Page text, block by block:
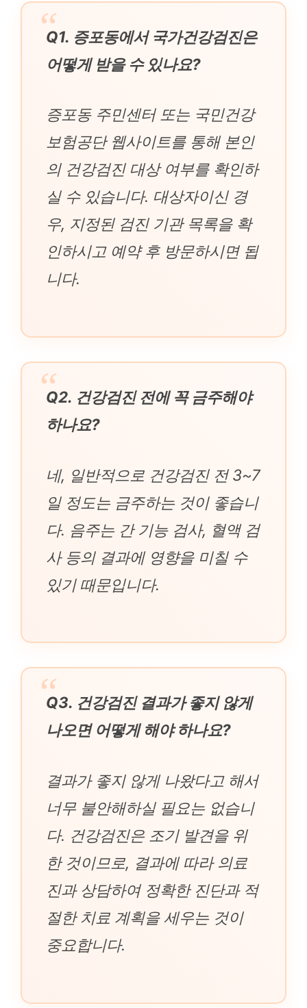
Q1. 증포동에서 국가건강검진은
어떻게 받을 수 있나요?
증포동 주민센터 또는 국민건강
보험공단 웹사이트를 통해 본인
의 건강검진 대상 여부를 확인하
실 수 있습니다. 대상자이신 경
우, 지정된 검진 기관 목록을 확
인하시고 예약 후 방문하시면 됩
니다.
Q2. 건강검진 전에 꼭 금주해야
하나요?
네, 일반적으로 건강검진 전 3~7
일 정도는 금주하는 것이 좋습니
다. 음주는 간 기능 검사, 혈액 검
사 등의 결과에 영향을 미칠 수
있기 때문입니다.
Q3. 건강검진 결과가 좋지 않게
나오면 어떻게 해야 하나요?
결과가 좋지 않게 나왔다고 해서
너무 불안해하실 필요는 없습니
다. 건강검진은 조기 발견을 위
한 것이므로, 결과에 따라 의료
진과 상담하여 정확한 진단과 적
절한 치료 계획을 세우는 것이
중요합니다.